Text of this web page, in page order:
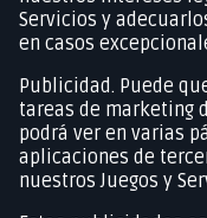
Servicios y
en casos
Publicidad. Puede
tareas de marketing
podrá ver en varias
aplicaciones de
nuestros Juegos y